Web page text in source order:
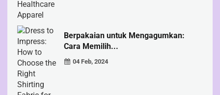
Berpakaian untuk Mengagumkan:
Cara Memilih...
04 Feb, 2024